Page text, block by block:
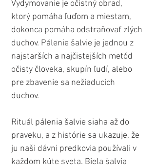
Vydymovanie je očistný obrad,
ktorý pomáha ľuďom a miestam,
dokonca pomáha odstraňovať zlých
duchov. Pálenie šalvie je jednou z
najstarších a najčistejších metód
očisty človeka, skupín ľudí, alebo
pre zbavenie sa nežiaducich
duchov.
Rituál pálenia šalvie siaha až do
praveku, a z histórie sa ukazuje, že
ju naši dávni predkovia používali v
každom kúte sveta. Biela šalvia